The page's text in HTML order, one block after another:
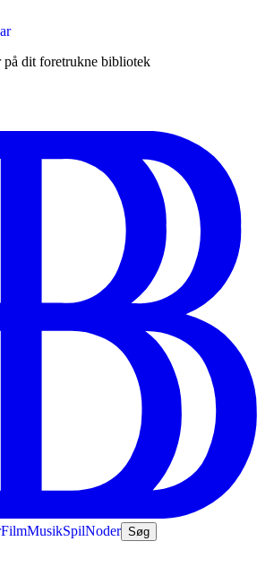
dit foretrukne bibliotek
FilmMusikSpilNoder Søg